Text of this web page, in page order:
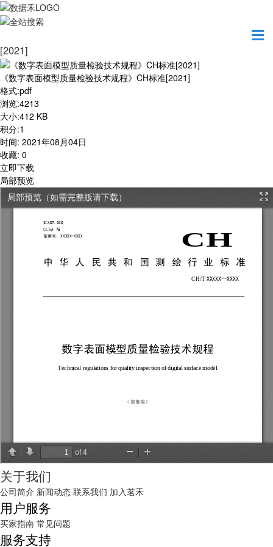
《数字表面模型质量检验技术规程》CH标准
[2021]
《数字表面模型质量检验技术规程》CH标准[2021]
格式:pdf
浏览:4213
大小:412 KB
积分:1
时间: 2021年08月04日
收藏: 0
立即下载
局部预览
关于我们
公司简介 新闻动态 联系我们 加入茗禾
用户服务
买家指南 常见问题
服务支持